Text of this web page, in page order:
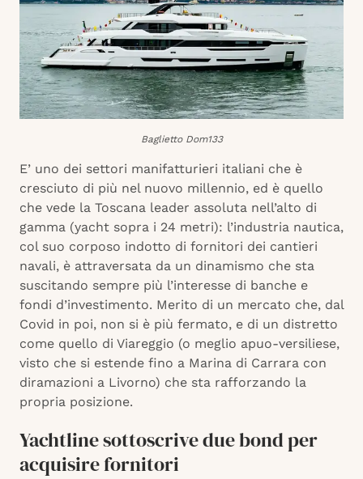
Baglietto Dom133
E’ uno dei settori manifatturieri italiani che è
cresciuto di più nel nuovo millennio, ed è quello
che vede la Toscana leader assoluta nell’alto di
gamma (yacht sopra i 24 metri): l’industria nautica,
col suo corposo indotto di fornitori dei cantieri
navali, è attraversata da un dinamismo che sta
suscitando sempre più l’interesse di banche e
fondi d’investimento. Merito di un mercato che, dal
Covid in poi, non si è più fermato, e di un distretto
come quello di Viareggio (o meglio apuo-versiliese,
visto che si estende fino a Marina di Carrara con
diramazioni a Livorno) che sta rafforzando la
propria posizione.
Yachtline sottoscrive due bond per
acquisire fornitori